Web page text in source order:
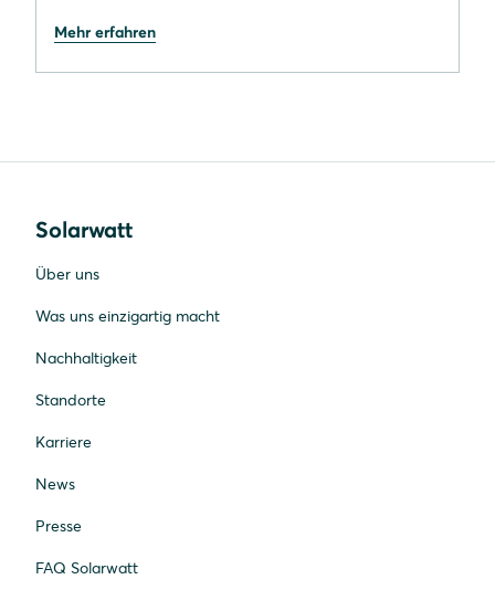
Mehr erfahren
Solarwatt
Über uns
Was uns einzigartig macht
Nachhaltigkeit
Standorte
Karriere
News
Presse
FAQ Solarwatt